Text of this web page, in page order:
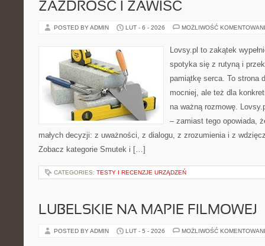
ZAZDROŚĆ I ZAWIŚĆ
POSTED BY ADMIN LUT - 6 - 2026 MOŻLIWOŚĆ
Lovsy.pl to zakątek
spotyka się z rutyną i
pamiątkę serca. To strona
mocniej, ale też dla
na ważną rozmowę.
– zamiast tego opowiada,
małych decyzji: z uważności, z dialogu, z zrozumienia i z
Zobacz kategorie Smutek i […]
CATEGORIES: TESTY I RECENZJE URZĄDZEŃ
LUBELSKIE NA MAPIE FILMOWEJ
POSTED BY ADMIN LUT - 5 - 2026 MOŻLIWOŚĆ